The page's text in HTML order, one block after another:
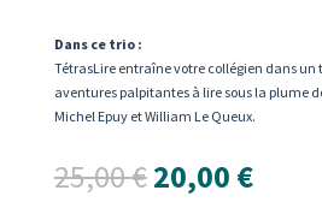
Dans ce trio :
TétrasLire entraîne votre collégien dans un
aventures palpitantes à lire sous la plume
Michel Epuy et William Le Queux.
25,00€Le
prix
20,00 €Le
prix